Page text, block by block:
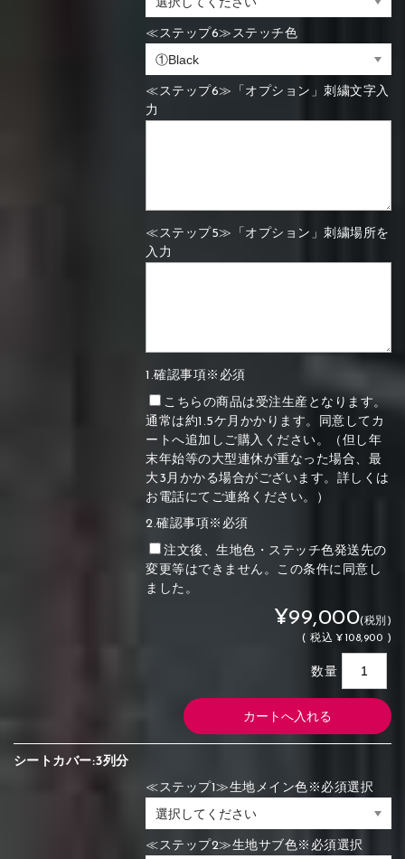
≪ステップ6≫ステッチ色
≪ステップ6≫「オプション」刺繍文字入
力
≪ステップ5≫「オプション」刺繍場所を
入力
1.確認事項※必須
こちらの商品は受注生産となります。
通常は約1.5ケ月かかります。同意してカ
ートへ追加しご購入ください。（但し年
末年始等の大型連休が重なった場合、最
大3月かかる場合がございます。詳しくは
お電話にてご連絡ください。）
2.確認事項※必須
注文後、生地色・ステッチ色発送先の
変更等はできません。この条件に同意し
ました。
¥99,000(税別)
(税込 ¥108,900 )
数量
シートカバー:3列分
≪ステップ1≫生地メイン色※必須選択
≪ステップ2≫生地サブ色※必須選択